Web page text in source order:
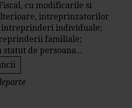
cu modificarile si
intreprinzatorilor
individuale;
familiale;
de persoana...